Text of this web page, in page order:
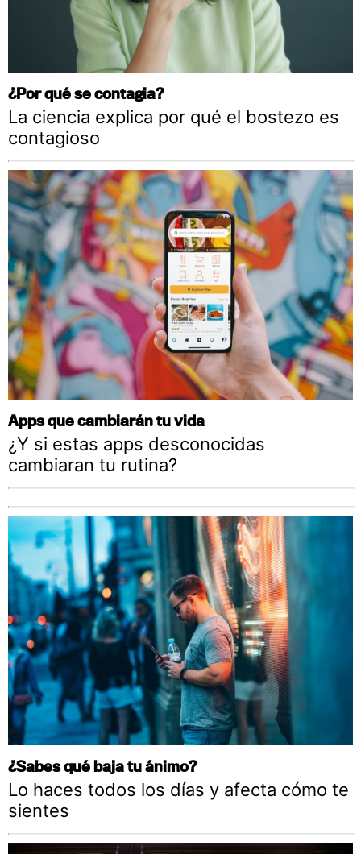
¿Por qué se contagia?
La ciencia explica por qué el bostezo es
contagioso
Apps que cambiarán tu vida
¿Y si estas apps desconocidas
cambiaran tu rutina?
¿Sabes qué baja tu ánimo?
Lo haces todos los días y afecta cómo te
sientes